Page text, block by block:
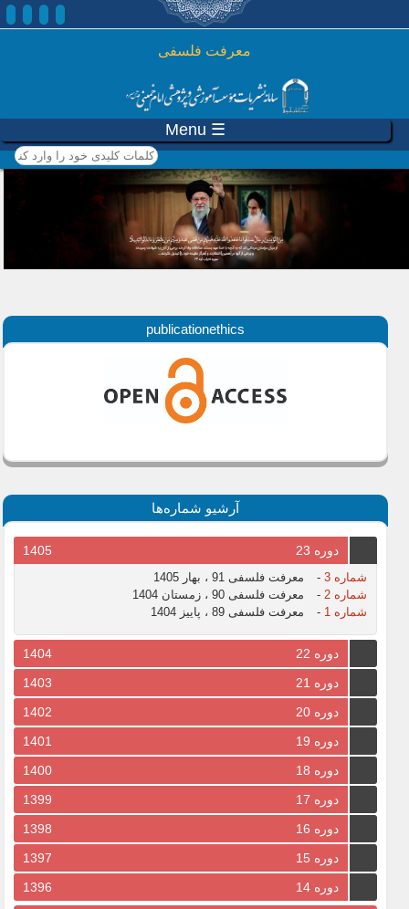
رفتن به محتوای اصلی
معرفت فلسفی
☰ Menu
کلمات کلیدی خود را وارد
کنید
publicationethics
آرشیو شماره‌ها
دوره 23 1405
شماره 3 -
معرفت فلسفی 91 ، بهار 1405
شماره 2
-
معرفت فلسفی 90 ، زمستان 1404
شماره 1
- معرفت فلسفی 89 ، پاییز 1404
دوره 22
1404
دوره 21
1403
دوره 20
1402
دوره 19
1401
دوره 18
1400
دوره 17
1399
دوره 16
1398
دوره 15
1397
دوره 14
1396